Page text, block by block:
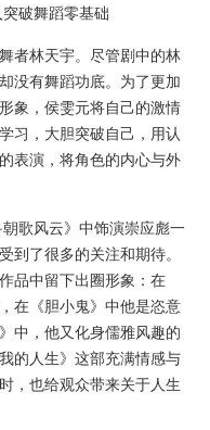
破舞蹈零基础
林天宇。尽管剧中的林
没有舞蹈功底。为了更加
象，侯雯元将自己的激情
习，大胆突破自己，用认
表演，将角色的内心与外
歌风云》中饰演崇应彪一
到了很多的关注和期待。
品中留下出圈形象：在
在《胆小鬼》中他是恣意
中，他又化身儒雅风趣的
的人生》这部充满情感与
，也给观众带来关于人生